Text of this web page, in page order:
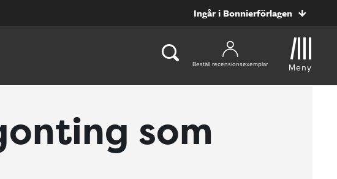
Ingår i Bonnierförlagen
Beställ recensionsexemplar Meny
som